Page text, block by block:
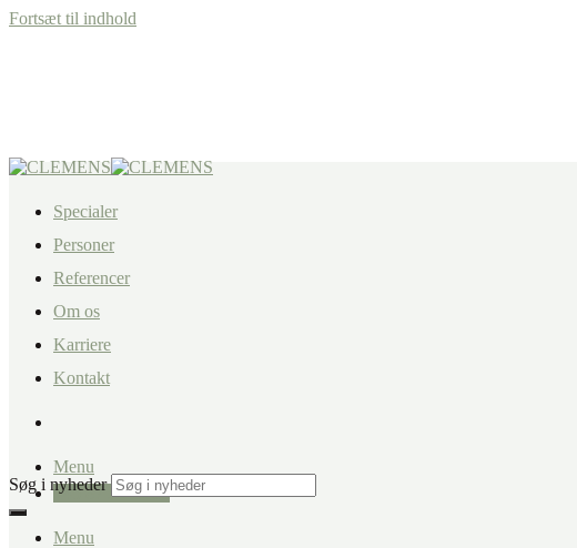
Fortsæt til indhold
Specialer
Personer
Referencer
Om os
Karriere
Kontakt
Menu
+45 87 32 12 50
Menu
Søg i nyheder